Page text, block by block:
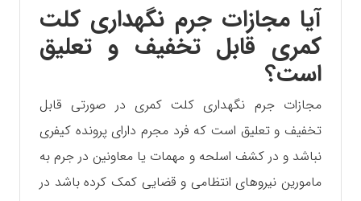
آیا مجازات جرم نگهداری کلت
کمری قابل تخفیف و تعلیق
است؟
مجازات جرم نگهداری کلت کمری در صورتی قابل
تخفیف و تعلیق است که فرد مجرم دارای پرونده کیفری
نباشد و در کشف اسلحه و مهمات یا معاونین در جرم به
مامورین نیروهای انتظامی و قضایی کمک کرده باشد در